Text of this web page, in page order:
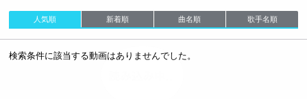
人気順 新着順 曲名順 歌手名順
検索条件に該当する動画はありませんでした。